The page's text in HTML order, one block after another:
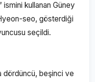
ismini kullanan Güney
seo, gösterdiği
seçildi.
dördüncü, beşinci ve